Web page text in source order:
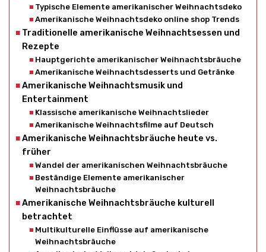
Typische Elemente amerikanischer Weihnachtsdeko
Amerikanische Weihnachtsdeko online shop Trends
Traditionelle amerikanische Weihnachtsessen und
Rezepte
Hauptgerichte amerikanischer Weihnachtsbräuche
Amerikanische Weihnachtsdesserts und Getränke
Amerikanische Weihnachtsmusik und
Entertainment
Klassische amerikanische Weihnachtslieder
Amerikanische Weihnachtsfilme auf Deutsch
Amerikanische Weihnachtsbräuche heute vs.
früher
Wandel der amerikanischen Weihnachtsbräuche
Beständige Elemente amerikanischer
Weihnachtsbräuche
Amerikanische Weihnachtsbräuche kulturell
betrachtet
Multikulturelle Einflüsse auf amerikanische
Weihnachtsbräuche